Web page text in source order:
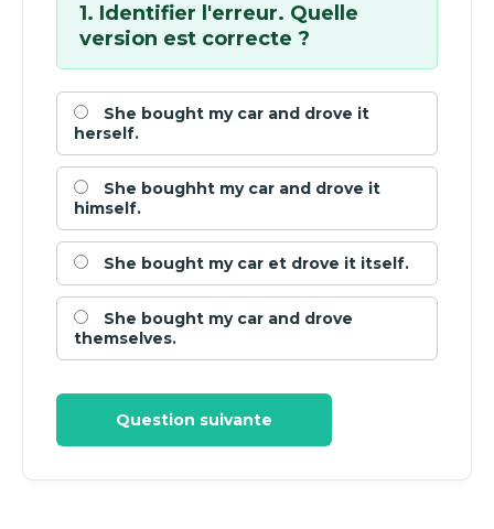
1. Identifier l'erreur. Quelle
version est correcte ?
She bought my car and drove it
herself.
She boughht my car and drove it
himself.
She bought my car et drove it itself.
She bought my car and drove
themselves.
Question suivante